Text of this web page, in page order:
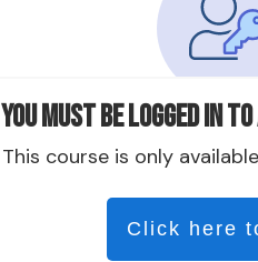
You must be logged in
This course is only
Click here